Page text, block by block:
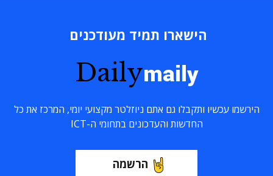
הישארו תמיד מעודכנים
Dailymaily
הירשמו עכשיו ותקבלו גם אתם ניוזלטר מקצועי יומי, המרכז את כל
החדשות והעדכונים בתחומי ה-ICT
הרשמה